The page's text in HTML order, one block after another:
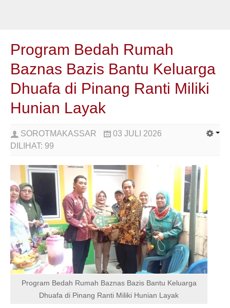
Program Bedah Rumah
Baznas Bazis Bantu Keluarga
Dhuafa di Pinang Ranti Miliki
Hunian Layak
SOROTMAKASSAR
03 JULI 2026
DILIHAT: 99
Program Bedah Rumah Baznas Bazis Bantu Keluarga
Dhuafa di Pinang Ranti Miliki Hunian Layak